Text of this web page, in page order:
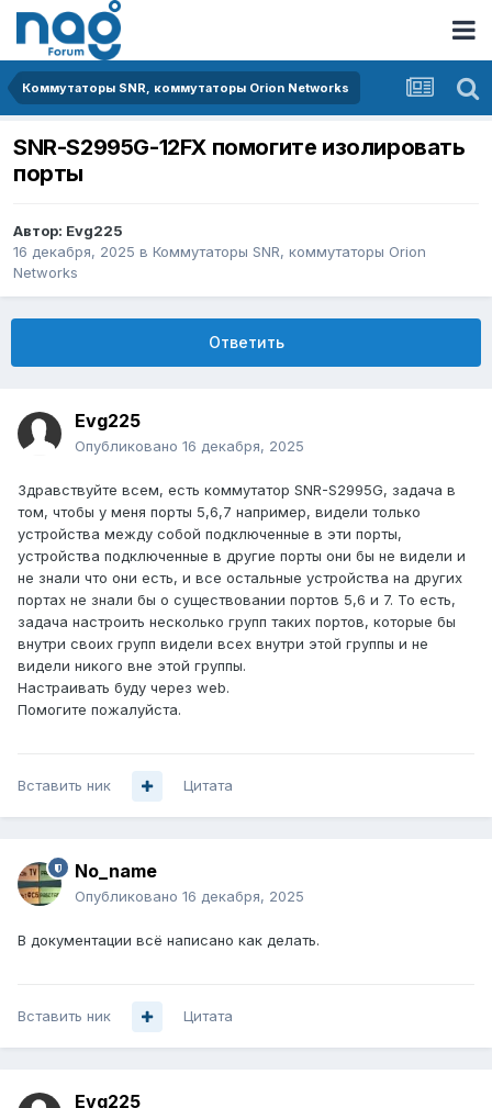
Коммутаторы SNR, коммутаторы Orion Networks
SNR-S2995G-12FX помогите изолировать
порты
Автор: Evg225
16 декабря, 2025 в Коммутаторы SNR, коммутаторы Orion
Networks
Ответить
Evg225
Опубликовано 16 декабря, 2025
Здравствуйте всем, есть коммутатор SNR-S2995G, задача в
том, чтобы у меня порты 5,6,7 например, видели только
устройства между собой подключенные в эти порты,
устройства подключенные в другие порты они бы не видели и
не знали что они есть, и все остальные устройства на других
портах не знали бы о существовании портов 5,6 и 7. То есть,
задача настроить несколько групп таких портов, которые бы
внутри своих групп видели всех внутри этой группы и не
видели никого вне этой группы.
Настраивать буду через web.
Помогите пожалуйста.
Вставить ник Цитата
No_name
Опубликовано 16 декабря, 2025
В документации всё написано как делать.
Вставить ник Цитата
Evg225